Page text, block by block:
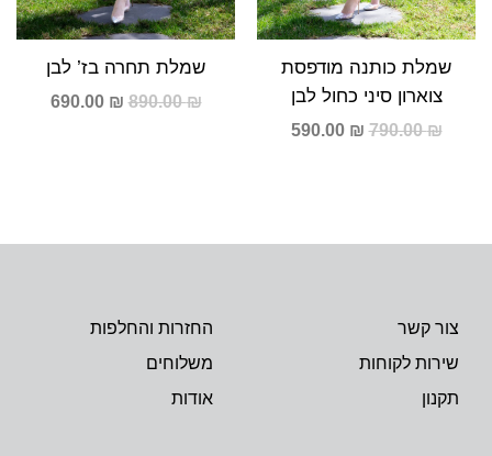
שמלת כותנה מודפסת
צוארון סיני כחול לבן
790.00₪
590.00 ₪
שמלת תחרה בז’ לבן
890.00₪
690.00 ₪
צור קשר
שירות לקוחות
תקנון
החזרות והחלפות
משלוחים
אודות